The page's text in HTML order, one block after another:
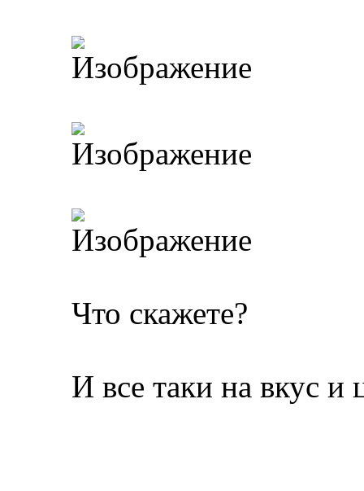
Что скажете?
И все таки на вкус и